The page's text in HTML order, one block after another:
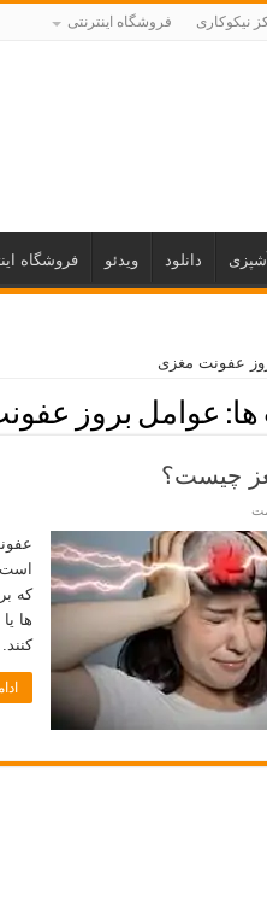
نیکوکاری فروشگاه اینترنتی
آشپزی دانلود ویدئو فروشگاه
عفونت مغزی
عوامل بروز
چیست؟
که
ها